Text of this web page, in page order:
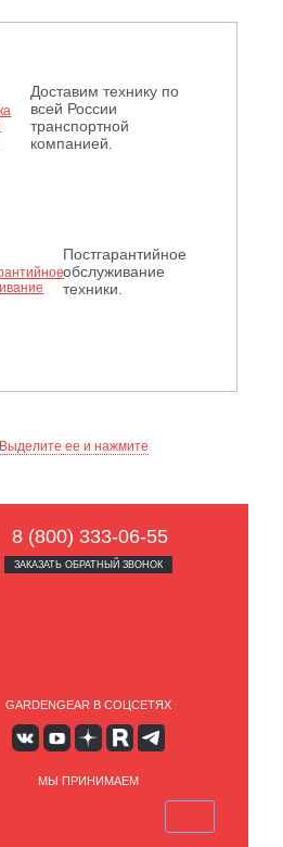
Доставим технику по
всей России
транспортной
компанией.
Постгарантийное
обслуживание
техники.
Выделите ее и нажмите
8 (800) 333-06-55
ЗАКАЗАТЬ ОБРАТНЫЙ ЗВОНОК
GARDENGEAR В СОЦСЕТЯХ
МЫ ПРИНИМАЕМ